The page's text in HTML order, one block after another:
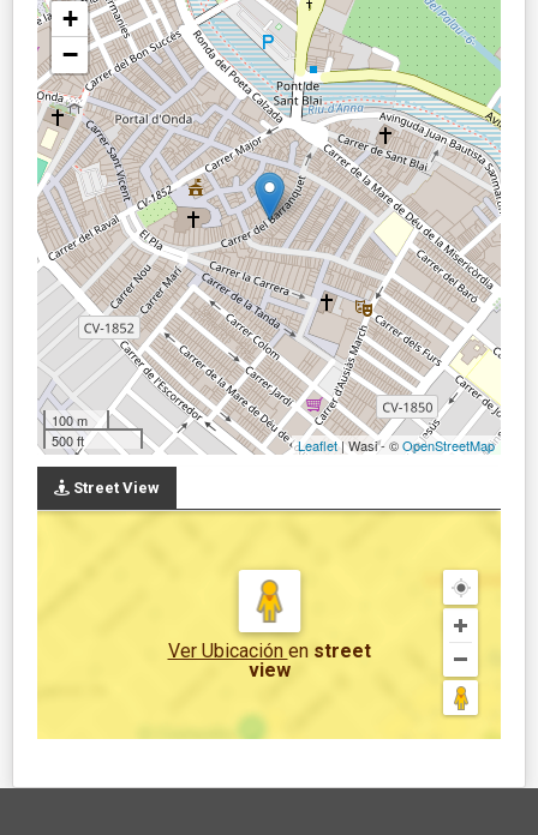
+
−
100 m
500 ft
Leaflet| Wasi - ©OpenStreetMap
Street View
Ver Ubicación en street
view